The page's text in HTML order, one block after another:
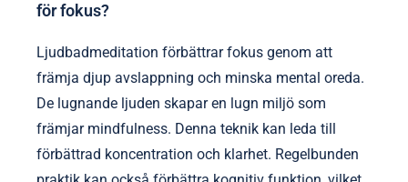
för fokus?
Ljudbadmeditation förbättrar fokus genom att
främja djup avslappning och minska mental oreda.
De lugnande ljuden skapar en lugn miljö som
främjar mindfulness. Denna teknik kan leda till
förbättrad koncentration och klarhet. Regelbunden